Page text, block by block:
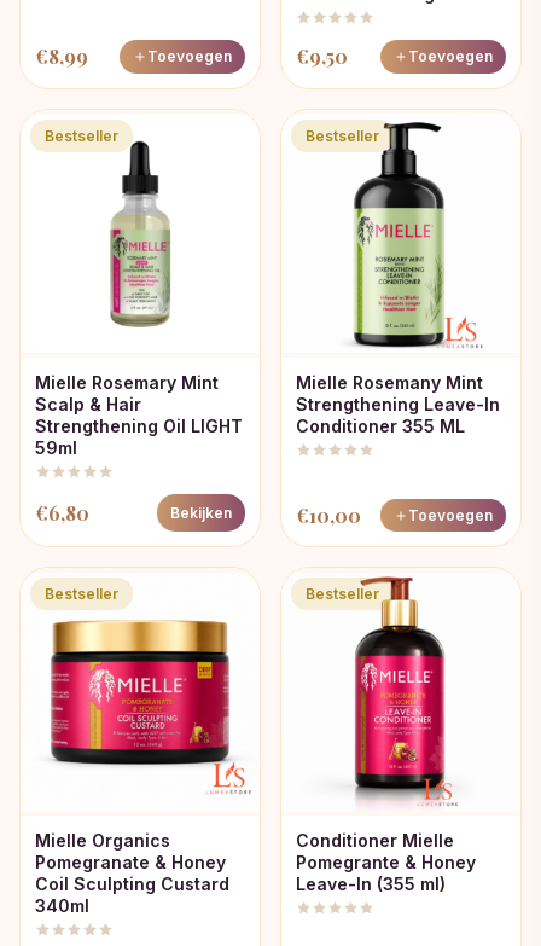
€8,99 Toevoegen €9,50 Toevoegen
Bestseller
Mielle Rosemary Mint
Scalp & Hair
Strengthening Oil LIGHT
59ml
€6,80 Bekijken
Bestseller
Mielle Rosemany Mint
Strengthening Leave-In
Conditioner 355 ML
€10,00 Toevoegen
Bestseller
Mielle Organics
Pomegranate & Honey
Coil Sculpting Custard
340ml
Bestseller
Conditioner Mielle
Pomegrante & Honey
Leave-In (355 ml)